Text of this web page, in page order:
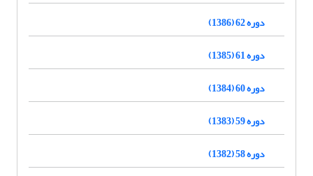
دوره 62 (1386)
دوره 61 (1385)
دوره 60 (1384)
دوره 59 (1383)
دوره 58 (1382)